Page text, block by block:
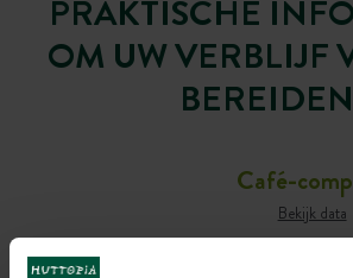
PRAKTISCHE
OM UW VERBLIJF
BEREIDEN
Café-
Bekijk data